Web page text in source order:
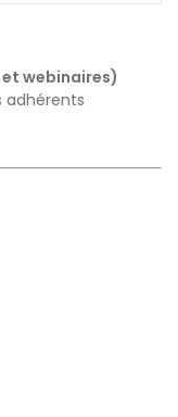
et webinaires)
adhérents